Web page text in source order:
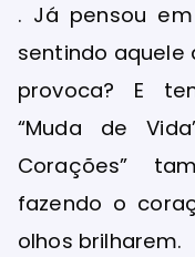
. Já pensou
sentindo aquele
provoca? E
“Muda de
Corações”
fazendo o
olhos brilharem.